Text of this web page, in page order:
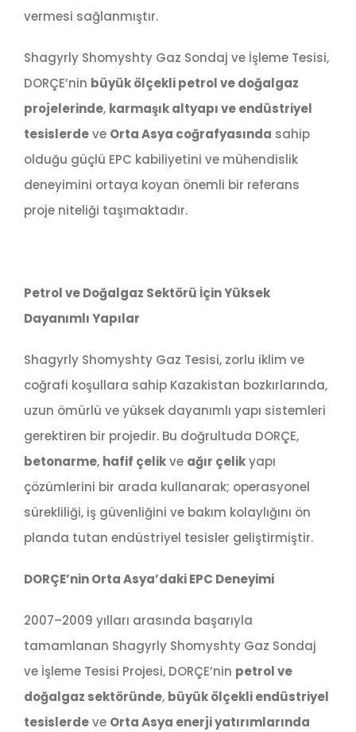
vermesi sağlanmıştır.
Shagyrly Shomyshty Gaz Sondaj ve İşleme Tesisi,
DORÇE’nin büyük ölçekli petrol ve doğalgaz
projelerinde, karmaşık altyapı ve endüstriyel
tesislerdeve Orta Asya coğrafyasında sahip
olduğu güçlü EPC kabiliyetini ve mühendislik
deneyimini ortaya koyan önemli bir referans
proje niteliği taşımaktadır.
Petrol ve Doğalgaz Sektörü İçin Yüksek
Dayanımlı Yapılar
Shagyrly Shomyshty Gaz Tesisi, zorlu iklim ve
coğrafi koşullara sahip Kazakistan bozkırlarında,
uzun ömürlü ve yüksek dayanımlı yapı sistemleri
gerektiren bir projedir. Bu doğrultuda DORÇE,
betonarme, hafif çelikve ağır çelikyapı
çözümlerini bir arada kullanarak; operasyonel
sürekliliği, iş güvenliğini ve bakım kolaylığını ön
planda tutan endüstriyel tesisler geliştirmiştir.
DORÇE’nin Orta Asya’daki EPC Deneyimi
2007–2009 yılları arasında başarıyla
tamamlanan Shagyrly Shomyshty Gaz Sondaj
ve İşleme Tesisi Projesi, DORÇE’nin petrol ve
doğalgaz sektöründe, büyük ölçekli endüstriyel
tesislerdeve Orta Asya enerji yatırımlarında